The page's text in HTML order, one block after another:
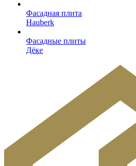
Фасадная плита
Hauberk
Фасадные плиты
Дёке